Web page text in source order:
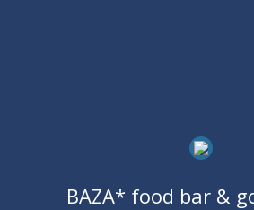
BAZA* food bar &